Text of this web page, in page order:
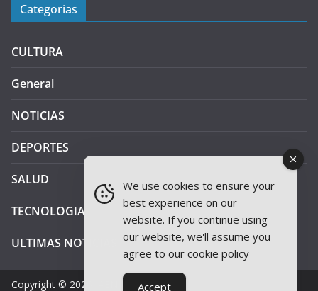
Categorias
CULTURA
General
NOTICIAS
DEPORTES
SALUD
TECNOLOGIA
ULTIMAS NOTICIAS
Copyright © 2026 JAEN PLUS RADIO
We use cookies to ensure your
best experience on our
website. If you continue using
our website, we'll assume you
agree to our cookie policy
Accept